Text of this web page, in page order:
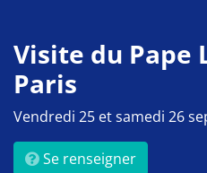
Visite du Pape
Paris
Vendredi 25 et samedi 26
Se renseigner